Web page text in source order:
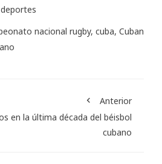
nacional rugby, cuba, Cuban
Anterior
en la última década del béisbol
cubano